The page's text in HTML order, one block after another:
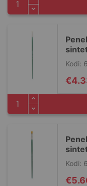
Kodi:
Kodi: